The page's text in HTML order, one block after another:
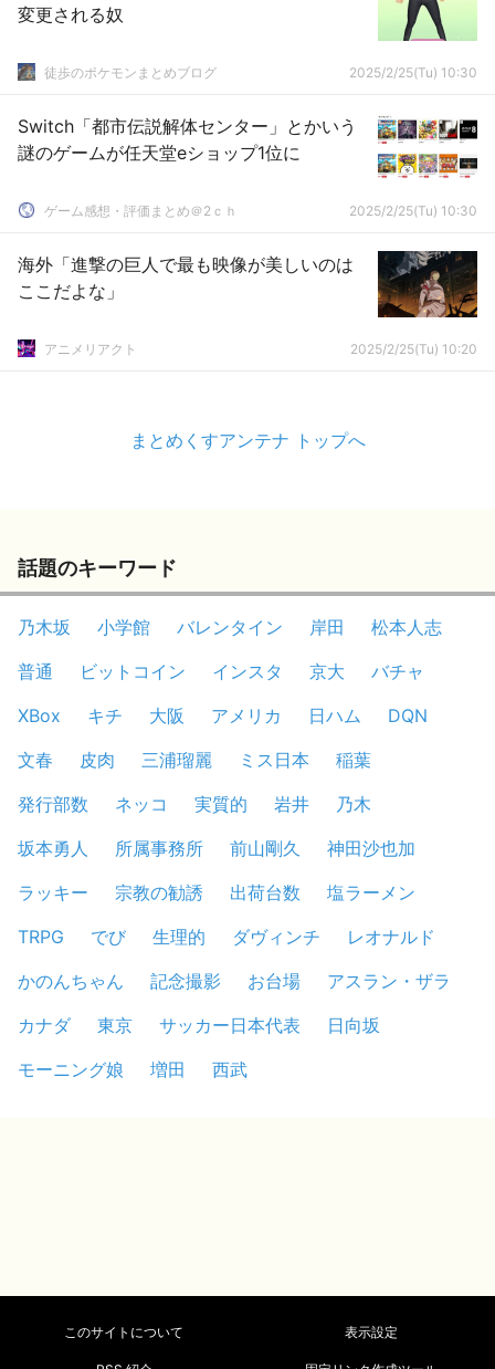
変更される奴
徒歩のポケモンまとめブログ 2025/2/25(Tu) 10:30
Switch「都市伝説解体センター」とかいう
謎のゲームが任天堂eショップ1位に
ゲーム感想・評価まとめ＠2ｃｈ 2025/2/25(Tu) 10:30
海外「進撃の巨人で最も映像が美しいのは
ここだよな」
アニメリアクト 2025/2/25(Tu) 10:20
まとめくすアンテナ トップへ
話題のキーワード
乃木坂 小学館 バレンタイン 岸田
松本人志
普通
ビットコイン インスタ 京大
バチャ
XBox
キチ 大阪 アメリカ 日ハム
DQN
文春
皮肉 三浦瑠麗 ミス日本
稲葉
発行部数
ネッコ 実質的 岩井
乃木
坂本勇人
所属事務所 前山剛久
神田沙也加
ラッキー
宗教の勧誘 出荷台数
塩ラーメン
TRPG
でび 生理的 ダヴィンチ
レオナルド
かのんちゃん
記念撮影 お台場
アスラン・ザラ
カナダ
東京 サッカー日本代表
日向坂
モーニング娘
増田 西武
このサイトについて 表示設定